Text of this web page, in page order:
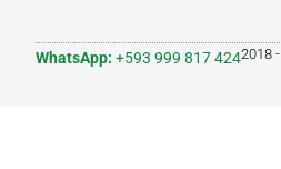
WhatsApp: +593 999 817 4242018